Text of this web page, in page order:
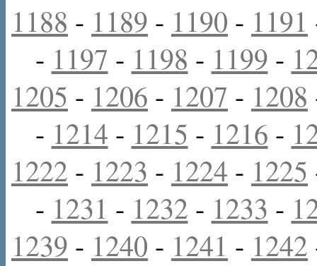
1188 - 1189 - 1190 - 1191
- 1197 - 1198 - 1199 -
1205 - 1206 - 1207 - 1208
- 1214 - 1215 - 1216 -
1222 - 1223 - 1224 - 1225
- 1231 - 1232 - 1233 -
1239 - 1240 - 1241 - 1242